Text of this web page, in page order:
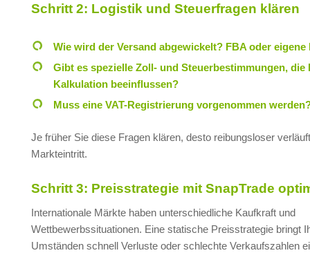
Schritt 2: Logistik und Steuerfragen klären
Wie wird der Versand abgewickelt? FBA oder
Gibt es spezielle Zoll- und Steuerbestimmungen, die
Kalkulation beeinflussen?
Muss eine VAT-Registrierung vorgenommen
Je früher Sie diese Fragen klären, desto reibungsloser
Markteintritt.
Schritt 3: Preisstrategie mit SnapTrade
Internationale Märkte haben unterschiedliche Kaufkraft und
Wettbewerbssituationen. Eine statische Preisstrategie bringt
Umständen schnell Verluste oder schlechte Verkaufszahlen